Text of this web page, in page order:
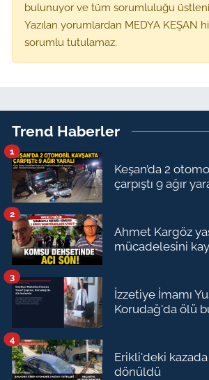
bulunuyor ve tüm sorumluluğu
Yazılan yorumlardan MEDYA KEŞAN
sorumlu tutulamaz.
Trend Haberler
Keşan’da 2
çarpıştı 9 ağır
1
Ahmet Kargöz
mücadelesini
2
İzzetiye İmamı
Korudağ'da ölü
3
Erikli'deki kazada
dönüldü
4